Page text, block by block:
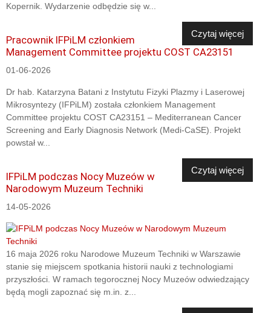
Kopernik. Wydarzenie odbędzie się w...
Czytaj więcej
Pracownik IFPiLM członkiem
Management Committee projektu COST CA23151
01-06-2026
Dr hab. Katarzyna Batani z Instytutu Fizyki Plazmy i Laserowej
Mikrosyntezy (IFPiLM) została członkiem Management
Committee projektu COST CA23151 – Mediterranean Cancer
Screening and Early Diagnosis Network (Medi-CaSE). Projekt
powstał w...
Czytaj więcej
IFPiLM podczas Nocy Muzeów w
Narodowym Muzeum Techniki
14-05-2026
16 maja 2026 roku Narodowe Muzeum Techniki w Warszawie
stanie się miejscem spotkania historii nauki z technologiami
przyszłości. W ramach tegorocznej Nocy Muzeów odwiedzający
będą mogli zapoznać się m.in. z...